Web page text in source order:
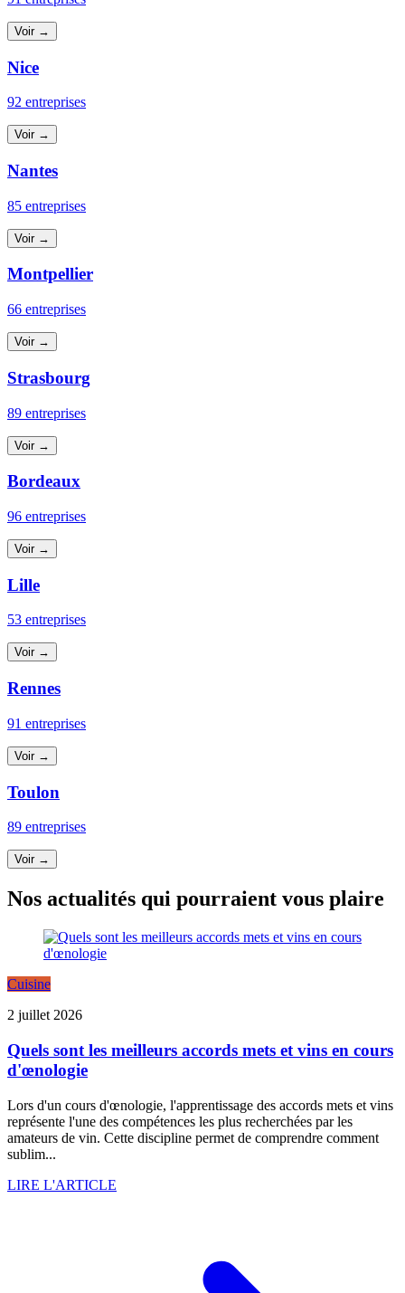
Voir →
Nice
92 entreprises
Voir →
Nantes
85 entreprises
Voir →
Montpellier
66 entreprises
Voir →
Strasbourg
89 entreprises
Voir →
Bordeaux
96 entreprises
Voir →
Lille
53 entreprises
Voir →
Rennes
91 entreprises
Voir →
Toulon
89 entreprises
Voir →
Nos actualités qui pourraient vous plaire
Cuisine
2 juillet 2026
Quels sont les meilleurs accords mets et vins en cours
d'œnologie
Lors d'un cours d'œnologie, l'apprentissage des accords mets et vins
représente l'une des compétences les plus recherchées par les
amateurs de vin. Cette discipline permet de comprendre comment
sublim...
LIRE L'ARTICLE